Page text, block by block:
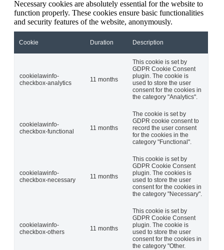
Necessary cookies are absolutely essential for the website to
function properly. These cookies ensure basic functionalities
and security features of the website, anonymously.
Cookie Duration Description
cookielawinfo-
checkbox-analytics
11 months
This cookie is set by
GDPR Cookie Consent
plugin. The cookie is
used to store the user
consent for the cookies in
the category "Analytics".
cookielawinfo-
checkbox-functional
11 months
The cookie is set by
GDPR cookie consent to
record the user consent
for the cookies in the
category "Functional".
cookielawinfo-
checkbox-necessary
11 months
This cookie is set by
GDPR Cookie Consent
plugin. The cookies is
used to store the user
consent for the cookies in
the category "Necessary".
cookielawinfo-
checkbox-others
11 months
This cookie is set by
GDPR Cookie Consent
plugin. The cookie is
used to store the user
consent for the cookies in
the category "Other.